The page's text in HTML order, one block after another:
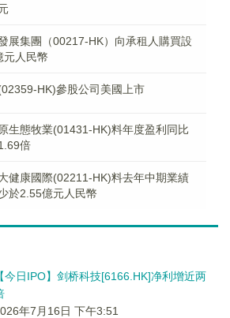
展集團（00217-HK）向承租人購買設
元人民幣
HK)參股公司美國上市
原生態牧業(01431-HK)料年度盈利同比
倍
大健康國際(02211-HK)料去年中期業績
於2.55億元人民幣
【今日IPO】剑桥科技[6166.HK]净利增近两
年7月16日 下午3:51